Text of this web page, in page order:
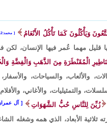
وَيَأْكُلُونَ كَمَا تَأْكُلُ الأَنْعَامُ محمد:12
قليل مهما عُمر فيها الإنسان،
الْمُقَنْطَرَةِ مِنَ الذَّهَبِ وَالْفِضَّةِ
والألعاب، والسياحات،
والتمثيليات، والأغاني،
زُيِّنَ لِلنَّاسِ حُبُّ الشَّهَوَاتِ آل
ثلاثية الأبعاد، الذي همه وشغله